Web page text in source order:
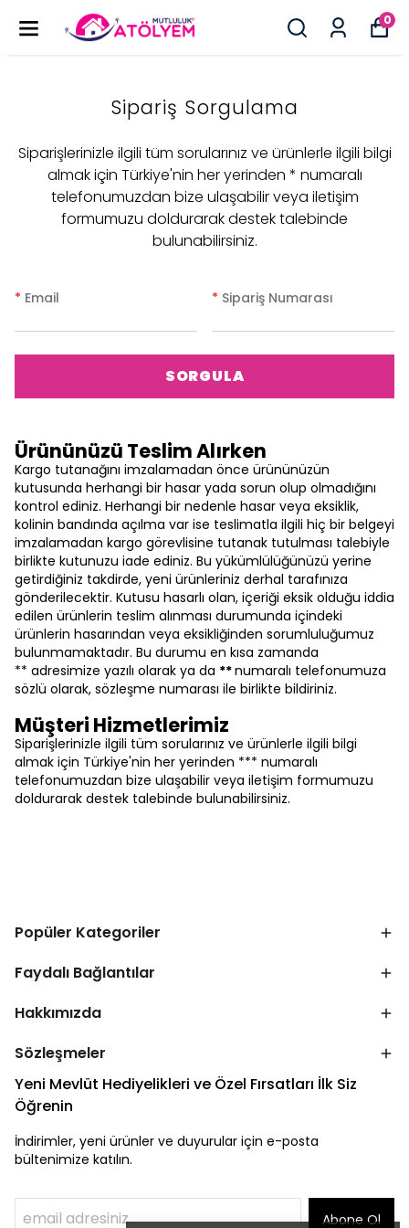
0
Sipariş Sorgulama
Siparişlerinizle ilgili tüm sorularınız ve ürünlerle ilgili bilgi
almak için Türkiye'nin her yerinden * numaralı
telefonumuzdan bize ulaşabilir veya iletişim
formumuzu doldurarak destek talebinde
bulunabilirsiniz.
* Email * Sipariş Numarası
SORGULA
Ürününüzü Teslim Alırken
Kargo tutanağını imzalamadan önce ürününüzün
kutusunda herhangi bir hasar yada sorun olup olmadığını
kontrol ediniz. Herhangi bir nedenle hasar veya eksiklik,
kolinin bandında açılma var ise teslimatla ilgili hiç bir belgeyi
imzalamadan kargo görevlisine tutanak tutulması talebiyle
birlikte kutunuzu iade ediniz. Bu yükümlülüğünüzü yerine
getirdiğiniz takdirde, yeni ürünleriniz derhal tarafınıza
gönderilecektir. Kutusu hasarlı olan, içeriği eksik olduğu iddia
edilen ürünlerin teslim alınması durumunda içindeki
ürünlerin hasarından veya eksikliğinden sorumluluğumuz
bulunmamaktadır. Bu durumu en kısa zamanda
** adresimize yazılı olarak ya da **numaralı telefonumuza
sözlü olarak, sözleşme numarası ile birlikte bildiriniz.
Müşteri Hizmetlerimiz
Siparişlerinizle ilgili tüm sorularınız ve ürünlerle ilgili bilgi
almak için Türkiye'nin her yerinden *** numaralı
telefonumuzdan bize ulaşabilir veya iletişim formumuzu
doldurarak destek talebinde bulunabilirsiniz.
Popüler Kategoriler
Faydalı Bağlantılar
Hakkımızda
Sözleşmeler
Yeni Mevlüt Hediyelikleri ve Özel Fırsatları İlk Siz
Öğrenin
İndirimler, yeni ürünler ve duyurular için e-posta
bültenimize katılın.
Abone Ol